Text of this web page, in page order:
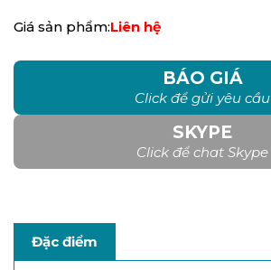
Giá sản phẩm:Liên hệ
BÁO GIÁ
Click để gửi yêu cầu
SKYPE
Click để chat Skype
Đặc điểm